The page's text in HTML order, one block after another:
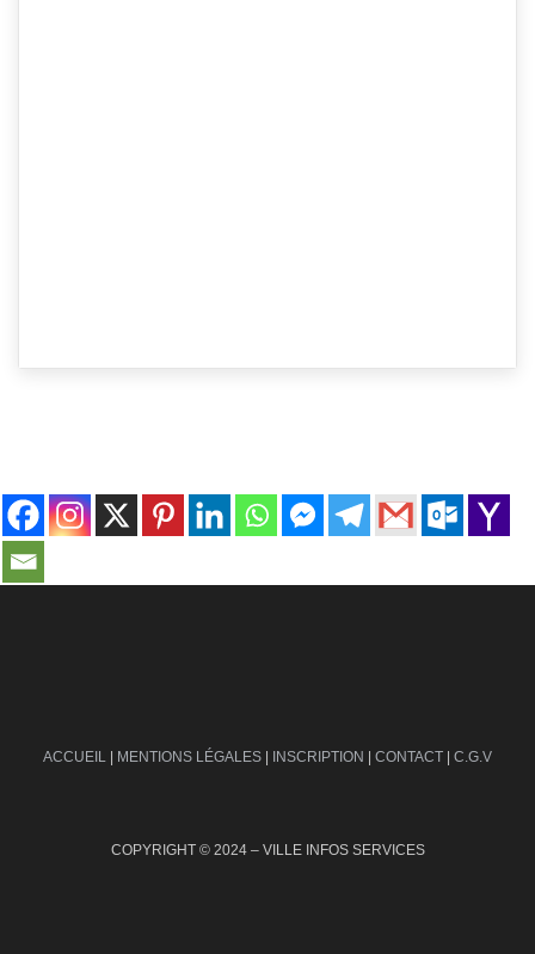
ACCUEIL | MENTIONS LÉGALES | INSCRIPTION | CONTACT | C.G.V
COPYRIGHT © 2024 – VILLE INFOS SERVICES